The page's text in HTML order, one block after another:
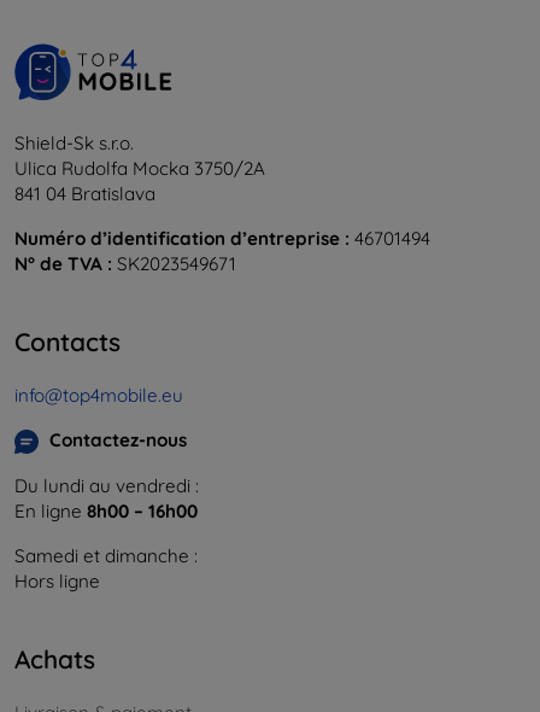
Shield-Sk s.r.o.
Ulica Rudolfa Mocka 3750/2A
841 04 Bratislava
Numéro d’identification d’entreprise : 46701494
N° de TVA : SK2023549671
Contacts
info@top4mobile.eu
Contactez-nous
Du lundi au vendredi :
En ligne 8h00 – 16h00
Samedi et dimanche :
Hors ligne
Achats